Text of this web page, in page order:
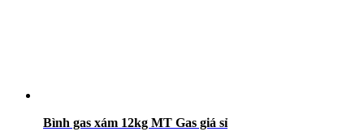
Bình gas xám 12kg MT Gas giá sỉ